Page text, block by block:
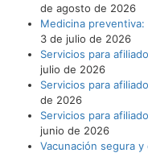
de agosto de 2026
Medicina
3 de julio de 2026
Servicios para
julio de 2026
Servicios para
de 2026
Servicios para
junio de 2026
Vacunación segura